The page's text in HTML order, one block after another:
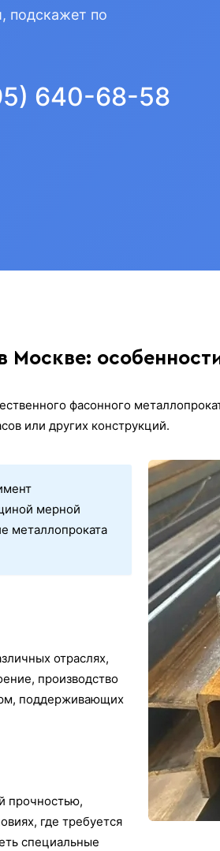
подскажет по
640-68-58
фасонного
или других конструкций.
мерной
металлопроката
отраслях,
производство
поддерживающих
прочностью,
где требуется
специальные